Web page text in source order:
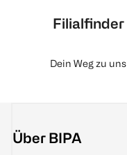
Filialfinder
Dein Weg zu uns
Über BIPA